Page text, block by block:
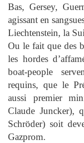
Bas, Gersey,
agissant en
Liechtenstein, la
Ou le fait que des
les hordes
boat-people
requins, que le
aussi premier
Claude Juncker),
Schröder) soit
Gazprom.